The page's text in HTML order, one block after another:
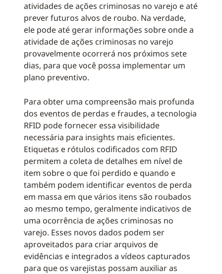
atividades de ações criminosas no varejo e até
prever futuros alvos de roubo. Na verdade,
ele pode até gerar informações sobre onde a
atividade de ações criminosas no varejo
provavelmente ocorrerá nos próximos sete
dias, para que você possa implementar um
plano preventivo.
Para obter uma compreensão mais profunda
dos eventos de perdas e fraudes, a tecnologia
RFID pode fornecer essa visibilidade
necessária para insights mais eficientes.
Etiquetas e rótulos codificados com RFID
permitem a coleta de detalhes em nível de
item sobre o que foi perdido e quando e
também podem identificar eventos de perda
em massa em que vários itens são roubados
ao mesmo tempo, geralmente indicativos de
uma ocorrência de ações criminosas no
varejo. Esses novos dados podem ser
aproveitados para criar arquivos de
evidências e integrados a vídeos capturados
para que os varejistas possam auxiliar as